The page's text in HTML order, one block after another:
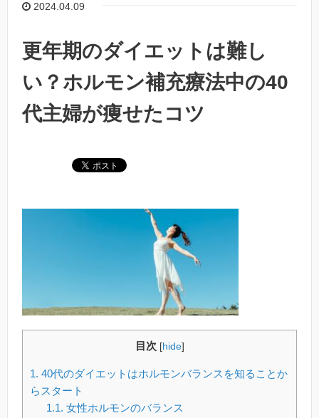
2024.04.09
更年期のダイエットは難し
い？ホルモン補充療法中の40
代主婦が痩せたコツ
目次 [hide]
1. 40代のダイエットはホルモンバランスを知ることか
らスタート
1.1. 女性ホルモンのバランス